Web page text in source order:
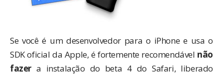
Se você é um desenvolvedor para o iPhone e usa o
SDK oficial da Apple, é fortemente recomendável não
fazer a instalação do beta 4 do Safari, liberado